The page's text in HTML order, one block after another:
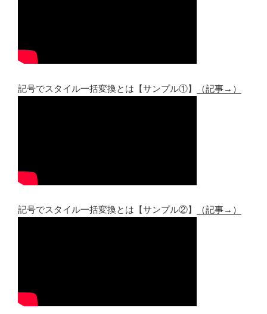
記号でスタイル一括変換とは【サンプル①】 （記事→）
記号でスタイル一括変換とは【サンプル②】 （記事→）